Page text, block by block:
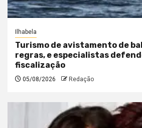
Ilhabela
Turismo de avistamento de
regras, e especialistas
fiscalização
05/08/2026 Redação